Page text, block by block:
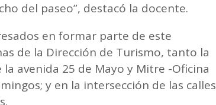
del paseo”, destacó la docente.
en formar parte de este
de la Dirección de Turismo, tanto la
avenida 25 de Mayo y Mitre -Oficina
y en la intersección de las calles